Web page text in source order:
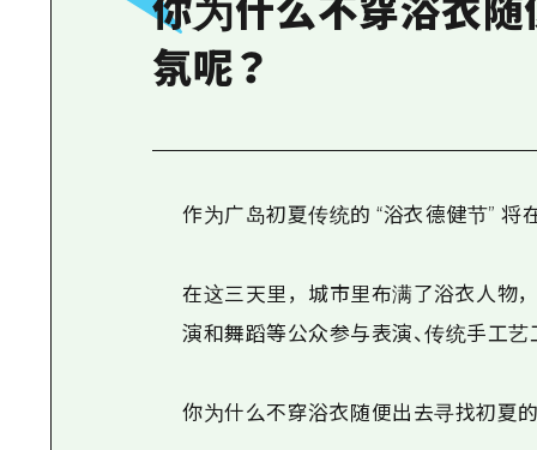
你为什么不穿浴衣
氛呢？
作为广岛初夏传统的 “浴衣德健节” 将
在这三天里，城市里布满了浴衣人物
演和舞蹈等公众参与表演、传统手工
你为什么不穿浴衣随便出去寻找初夏